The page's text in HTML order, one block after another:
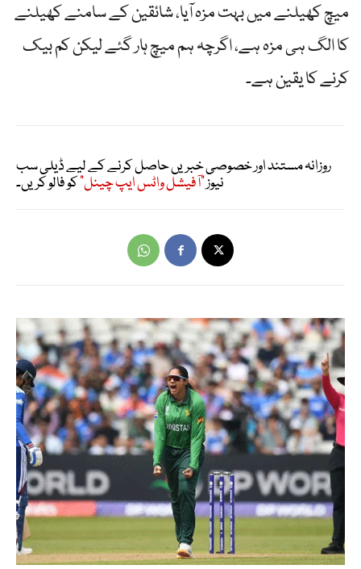
میچ کھیلنے میں بہت مزہ آیا، شائقین کے سامنے کھیلنے
کا الگ ہی مزہ ہے، اگرچہ ہم میچ ہار گئے لیکن کم بیک
کرنے کا یقین ہے۔
روزانہ مستند اور خصوصی خبریں حاصل کرنے کے لیے ڈیلی سب
نیوز"آفیشل واٹس ایپ چینل"کو فالو کریں۔